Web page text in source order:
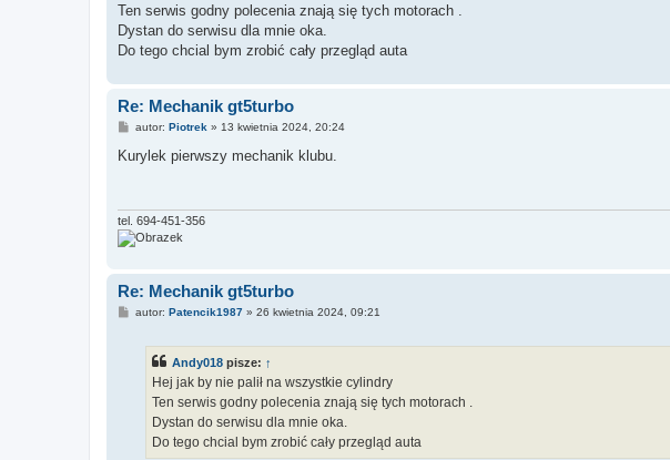
Ten serwis godny polecenia znają się tych motorach .
Dystan do serwisu dla mnie oka.
Do tego chcial bym zrobić cały przegląd auta
Re: Mechanik gt5turbo
P
s
autor: Piotrek » 13 kwietnia 2024, 20:24
Kurylek pierwszy mechanik klubu.
tel. 694-451-356
Re: Mechanik gt5turbo
Pautor: Patencik1987» 26 kwietnia 2024, 09:21
Andy018 pisze: ↑
Hej jak by nie palił na wszystkie cylindry
Ten serwis godny polecenia znają się tych motorach .
Dystan do serwisu dla mnie oka.
Do tego chcial bym zrobić cały przegląd auta